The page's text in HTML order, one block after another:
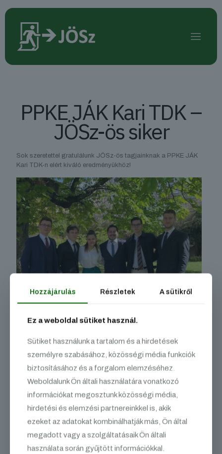
PPKE JÁK Kari TDK –
JÖSz-ös siker
Sok szeretettel gratulálunk JÖSz-ös tagjainknak a PPKE JÁK
Kari TDK-n elért kiváló eredményükhöz!
A Versenyzők: Dian Benedek, Radvánszki Máté, Kerekes
Karina, Szentes Levente, Csik Balázs és Lászlók Áron.
Tagjaink a kari TDK-n mindkét tagozatban szerzőként, illetve
opponensként is kiemelkedően szerepeltek.
Kerekes Karinaés Dian Benedektagjaink „Kiváló
Opponens” kitüntetésben részesültek
Radvánszki Máté, Szentes Levente, Csik Balázs,
Lászlók Áron
hallgatóink pedig szintén dicséretre méltó
teljesítményt nyújtottak a megmérettetésen! Még egyszer
Hozzájárulás Részletek A sütikről
Ez a weboldal sütiket használ.
Sütiket használunk a tartalom és a hirdetések
személyre szabásához, közösségi média funkciók
biztosításához és a forgalom elemzéséhez.
Weboldalunk Ön általi használatára vonatkozó
információkat megosztunk közösségi média,
hirdetési és elemzési partnereinkkel is, akik
ezeket az adatokat kombinálhatják más, Ön által
megadott vagy a szolgáltatásaik Ön általi
használata során gyűjtött információkkal.